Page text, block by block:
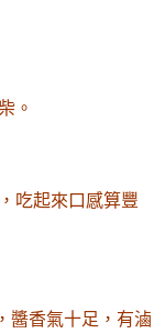
。
吃起來口感算豐
醬香氣十足，有滷